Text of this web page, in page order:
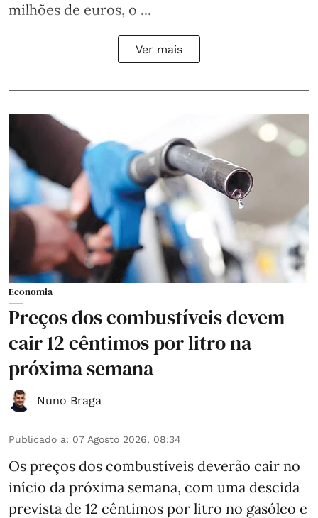
milhões de euros, o ...
Ver mais
Economia
Preços dos combustíveis devem
cair 12 cêntimos por litro na
próxima semana
Nuno Braga
Publicado a: 07 Agosto 2026, 08:34
Os preços dos combustíveis deverão cair no
início da próxima semana, com uma descida
prevista de 12 cêntimos por litro no gasóleo e